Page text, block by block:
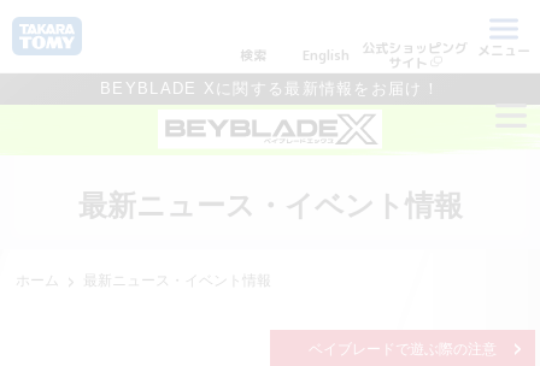
検索 English 公式ショッピング
サイト
メニュー
BEYBLADE Xに関する最新情報をお届け！
最新ニュース・イベント情報
ホーム 最新ニュース・イベント情報
ベイブレードで遊ぶ際の注意